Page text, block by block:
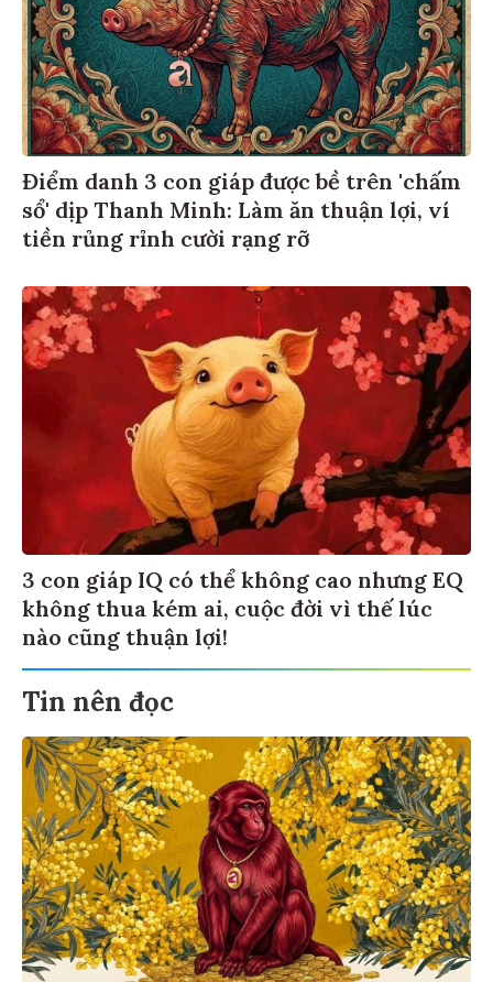
Điểm danh 3 con giáp được bề trên 'chấm
sổ' dịp Thanh Minh: Làm ăn thuận lợi, ví
tiền rủng rỉnh cười rạng rỡ
3 con giáp IQ có thể không cao nhưng EQ
không thua kém ai, cuộc đời vì thế lúc
nào cũng thuận lợi!
Tin nên đọc